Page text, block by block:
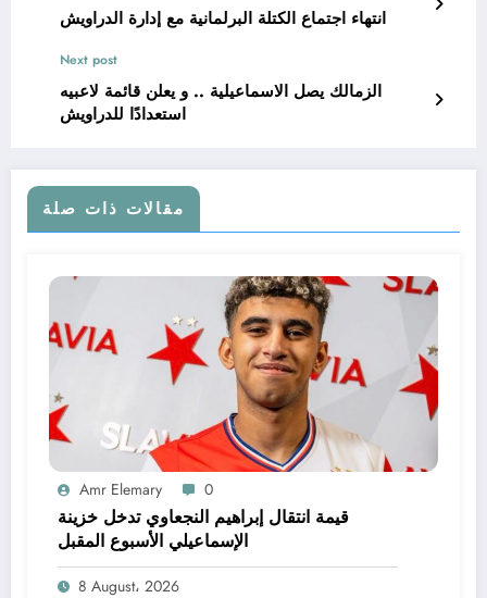
انتهاء اجتماع الكتلة البرلمانية مع إدارة الدراويش
Next post
الزمالك يصل الاسماعيلية .. و يعلن قائمة لاعبيه
استعدادًا للدراويش
مقالات ذات صلة
Amr Elemary 0
قيمة انتقال إبراهيم النجعاوي تدخل خزينة
الإسماعيلي الأسبوع المقبل
8 August، 2026